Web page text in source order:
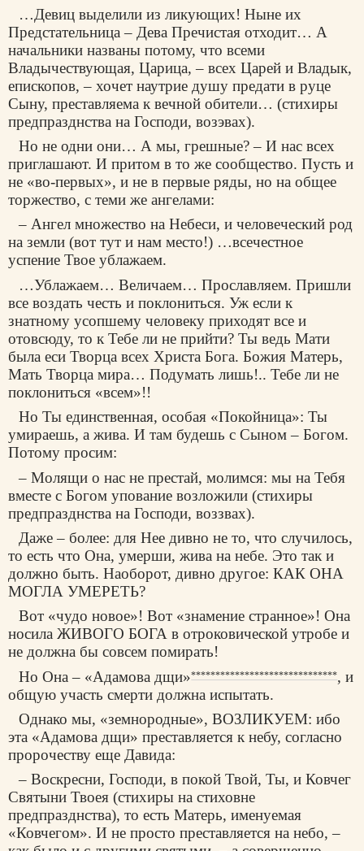
…Девиц выделили из ликующих! Ныне их
Предстательница – Дева Пречистая отходит… А
начальники названы потому, что всеми
Владычествующая, Царица, – всех Царей и Владык,
епископов, – хочет наутрие душу предати в руце
Сыну, преставляема к вечной обители… (стихиры
предпразднства на Господи, возэвах).
Но не одни они… А мы, грешные? – И нас всех
приглашают. И притом в то же сообщество. Пусть и
не «во-первых», и не в первые ряды, но на общее
торжество, с теми же ангелами:
– Ангел множество на Небеси, и человеческий род
на земли (вот тут и нам место!) …всечестное
успение Твое ублажаем.
…Ублажаем… Величаем… Прославляем. Пришли
все воздать честь и поклониться. Уж если к
знатному усопшему человеку приходят все и
отовсюду, то к Тебе ли не прийти? Ты ведь Мати
была еси Творца всех Христа Бога. Божия Матерь,
Мать Творца мира… Подумать лишь!.. Тебе ли не
поклониться «всем»!!
Но Ты единственная, особая «Покойница»: Ты
умираешь, а жива. И там будешь с Сыном – Богом.
Потому просим:
– Молящи о нас не престай, молимся: мы на Тебя
вместе с Богом упование возложили (стихиры
предпразднства на Господи, воззвах).
Даже – более: для Нее дивно не то, что случилось,
то есть что Она, умерши, жива на небе. Это так и
должно быть. Наоборот, дивно другое: КАК ОНА
МОГЛА УМЕРЕТЬ?
Вот «чудо новое»! Вот «знамение странное»! Она
носила ЖИВОГО БОГА в отроковической утробе и
не должна бы совсем помирать!
Но Она – «Адамова дщи»******************************, и
общую участь смерти должна испытать.
Однако мы, «земнородные», ВОЗЛИКУЕМ: ибо
эта «Адамова дщи» преставляется к небу, согласно
пророчеству еще Давида:
– Воскресни, Господи, в покой Твой, Ты, и Ковчег
Святыни Твоея (стихиры на стиховне
предпразднства), то есть Матерь, именуемая
«Ковчегом». И не просто преставляется на небо, –